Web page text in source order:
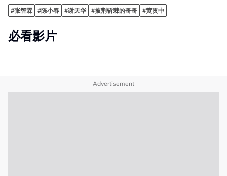
#张智霖 #陈小春 #谢天华 #披荆斩棘的哥哥 #黄贯中
必看影片
Advertisement